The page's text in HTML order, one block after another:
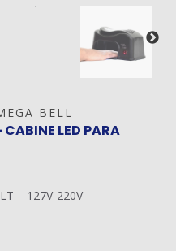
BELL
LED PARA
– 127V-220V